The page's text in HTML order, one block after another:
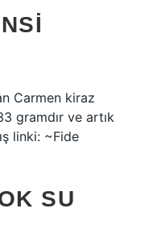
Carmen kiraz
gramdır ve artık
linki: ~Fide
SU